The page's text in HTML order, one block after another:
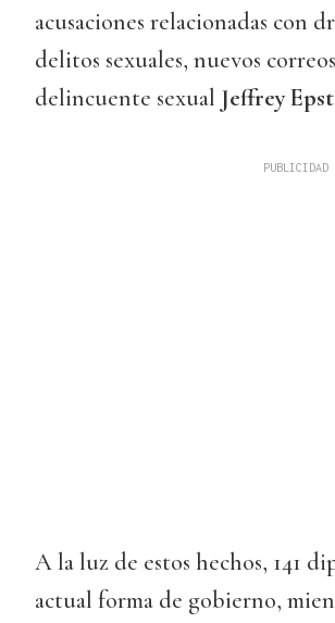
acusaciones relacionadas con
delitos sexuales, nuevos
delincuente sexual Jeffrey
A la luz de estos hechos, 141
actual forma de gobierno,